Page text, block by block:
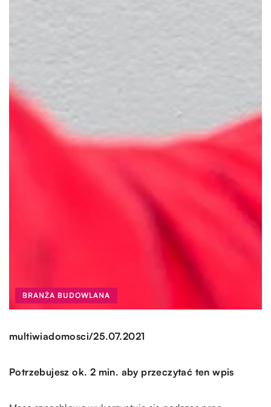
BRANŻA BUDOWLANA
multiwiadomosci/25.07.2021
Potrzebujesz ok. 2 min. aby przeczytać ten wpis